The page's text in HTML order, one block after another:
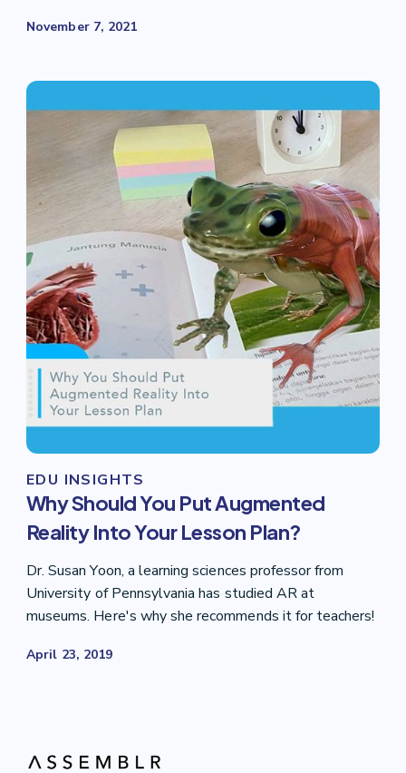
November 7, 2021
EDU INSIGHTS
Why Should You Put Augmented
Reality Into Your Lesson Plan?
Dr. Susan Yoon, a learning sciences professor from
University of Pennsylvania has studied AR at
museums. Here's why she recommends it for teachers!
April 23, 2019